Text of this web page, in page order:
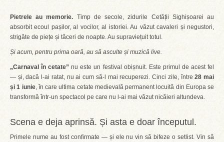
Pietrele au memorie. Timp de secole, zidurile Cetății Sighișoarei au
absorbit ecoul pașilor, al vocilor, al istoriei. Au văzut cavaleri și negustori,
strigăte de piețe și tăceri de noapte. Au supraviețuit totul.
Și acum, pentru prima oară, au să asculte și muzică live.
„Carnaval în cetate” nu este un festival obișnuit. Este primul de acest fel
— și, dacă l-ai ratat, nu ai cum să-l mai recuperezi. Cinci zile, între28 mai
și 1 iunie, în care ultima cetate medievală permanent locuită din Europa se
transformă într-un spectacol pe care nu l-ai mai văzut nicăieri altundeva.
Scena e deja aprinsă. Și asta e doar începutul.
Primele nume au fost confirmate — și ele nu vin să bifeze o setlist. Vin să